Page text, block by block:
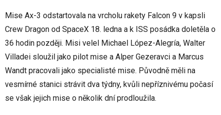
Mise Ax-3 odstartovala na vrcholu rakety Falcon 9 v kapsli
Crew Dragon od SpaceX 18. ledna a k ISS posádka doletěla o
36 hodin později. Misi velel Michael López-Alegría, Walter
Villadei sloužil jako pilot mise a Alper Gezeravci a Marcus
Wandt pracovali jako specialisté mise. Původně měli na
vesmírné stanici strávit dva týdny, kvůli nepříznivému počasí
se však jejich mise o několik dní prodloužila.